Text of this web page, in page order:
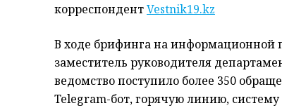
корреспондентVestnik19.kz
В ходе брифинга на
заместитель руководителя
ведомство поступило более 350
Telegram-бот, горячую линию,